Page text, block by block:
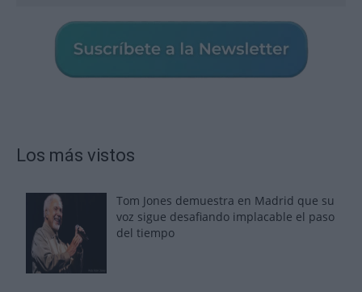
Los más vistos
Tom Jones demuestra en Madrid que su
voz sigue desafiando implacable el paso
del tiempo